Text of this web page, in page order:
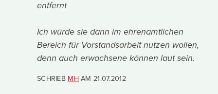
entfernt
Ich würde sie dann im ehrenamtlichen
Bereich für Vorstandsarbeit nutzen wollen,
denn auch erwachsene können laut sein.
SCHRIEB MHAM21.07.2012